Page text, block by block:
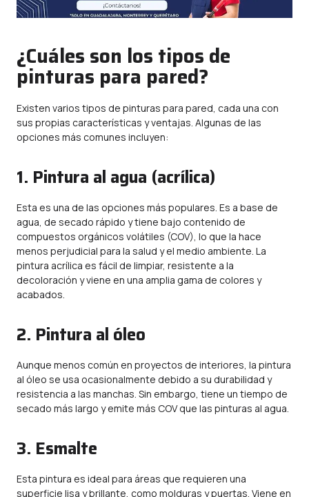
¿Cuáles son los tipos de
pinturas para pared?
Existen varios tipos de pinturas para pared, cada una con
sus propias características y ventajas. Algunas de las
opciones más comunes incluyen:
1. Pintura al agua (acrílica)
Esta es una de las opciones más populares. Es a base de
agua, de secado rápido y tiene bajo contenido de
compuestos orgánicos volátiles (COV), lo que la hace
menos perjudicial para la salud y el medio ambiente. La
pintura acrílica es fácil de limpiar, resistente a la
decoloración y viene en una amplia gama de colores y
acabados.
2. Pintura al óleo
Aunque menos común en proyectos de interiores, la pintura
al óleo se usa ocasionalmente debido a su durabilidad y
resistencia a las manchas. Sin embargo, tiene un tiempo de
secado más largo y emite más COV que las pinturas al agua.
3. Esmalte
Esta pintura es ideal para áreas que requieren una
superficie lisa y brillante, como molduras y puertas. Viene en